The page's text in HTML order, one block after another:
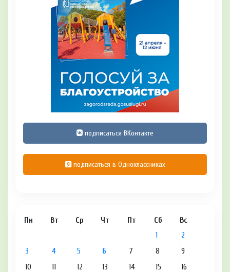
подписаться ВКонтакте
подписаться в Одноклассниках
Пн Вт Ср Чт Пт Сб Вс
1
2
3
4 5 6 7 8
9
10
11 12 13 14 15
16